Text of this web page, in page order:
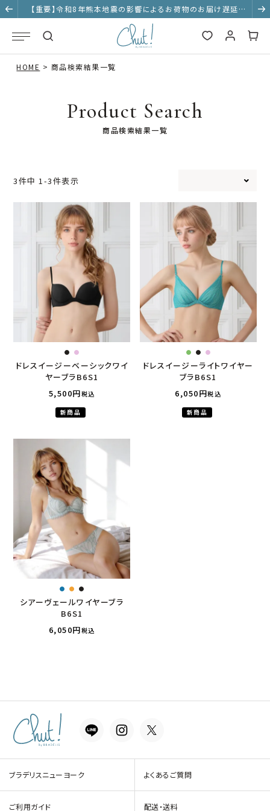
【重要】令和8年熊本地震の影響によるお荷物のお届け遅延に
ついて
HOME 商品検索結果一覧
Product Search
商品検索結果一覧
3件中 1 -3件表示
ドレスイージーベーシックワイ
ヤーブラB6S1
5,500
税込
新商品
ドレスイージーライトワイヤー
ブラB6S1
6,050
税込
新商品
シアーヴェールワイヤーブラ
B6S1
6,050
税込
ブラデリスニューヨーク よくあるご質問
ご利用ガイド 配送・送料